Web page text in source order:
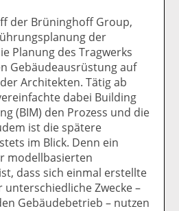
der Brüninghoff Group,
der
Planung des Tragwerks
Gebäudeausrüstung auf
Architekten. Tätig ab
dabei Building
(BIM) den Prozess und die
ist die spätere
im Blick. Denn ein
modellbasierten
dass sich einmal erstellte
Zwecke –
Gebäudebetrieb – nutzen